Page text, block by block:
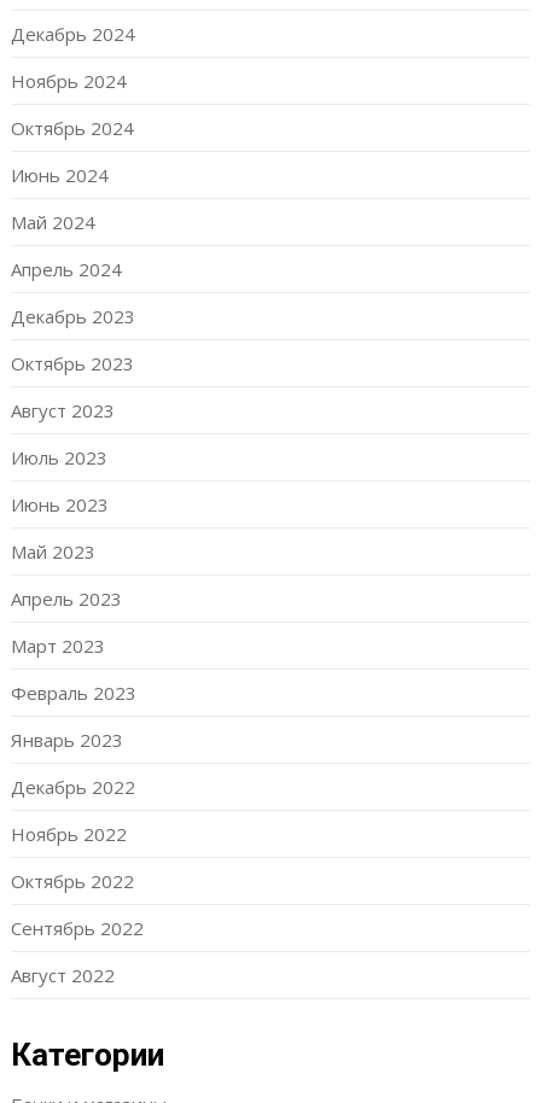
Декабрь 2024
Ноябрь 2024
Октябрь 2024
Июнь 2024
Май 2024
Апрель 2024
Декабрь 2023
Октябрь 2023
Август 2023
Июль 2023
Июнь 2023
Май 2023
Апрель 2023
Март 2023
Февраль 2023
Январь 2023
Декабрь 2022
Ноябрь 2022
Октябрь 2022
Сентябрь 2022
Август 2022
Категории